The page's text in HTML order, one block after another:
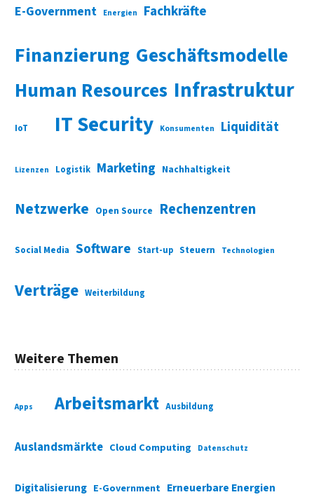
E-Government Energien Fachkräfte
Finanzierung Geschäftsmodelle
Human Resources Infrastruktur
IoT IT Security Konsumenten Liquidität
Lizenzen Logistik Marketing Nachhaltigkeit
Netzwerke Open Source Rechenzentren
Social Media Software Start-up Steuern Technologien
Verträge Weiterbildung
Weitere Themen
Apps Arbeitsmarkt Ausbildung
Auslandsmärkte Cloud Computing Datenschutz
Digitalisierung E-Government Erneuerbare Energien